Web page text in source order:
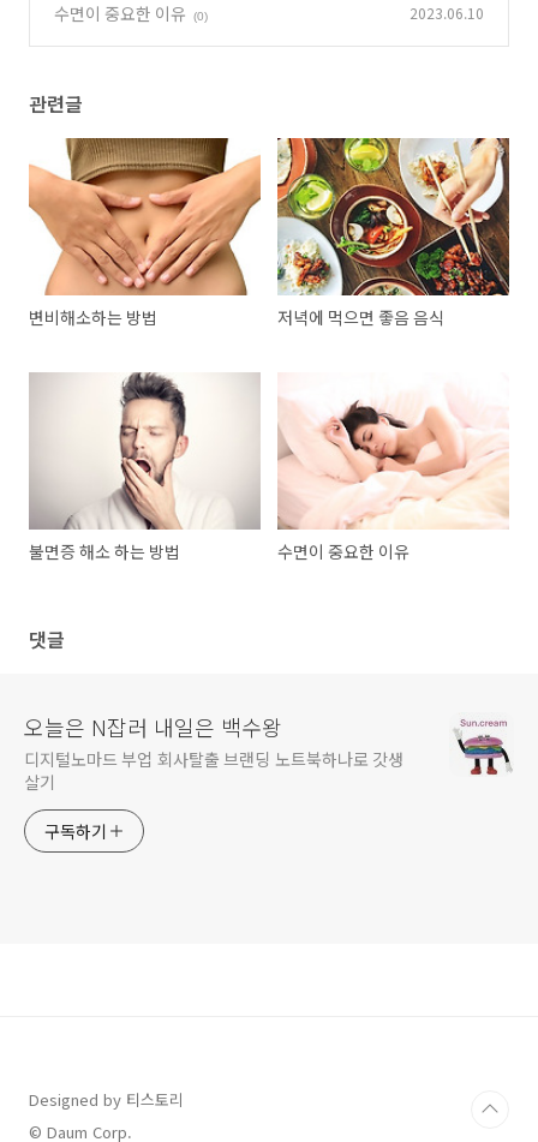
수면이 중요한 이유 (0) 2023.06.10
관련글
변비해소하는 방법 저녁에 먹으면 좋음 음식
불면증 해소 하는 방법 수면이 중요한 이유
댓글
오늘은 N잡러 내일은 백수왕
디지털노마드 부업 회사탈출 브랜딩 노트북하나로 갓생
살기
구독하기
Designed by 티스토리
© Daum Corp.